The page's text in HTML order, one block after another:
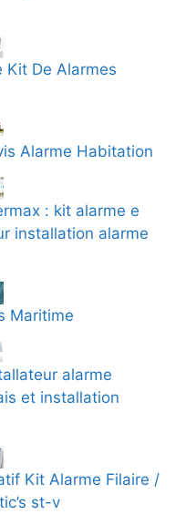
Kit De Alarmes
Alarme Habitation
: kit alarme e
installation alarme
Maritime
alarme
et installation
Kit Alarme Filaire /
st-v